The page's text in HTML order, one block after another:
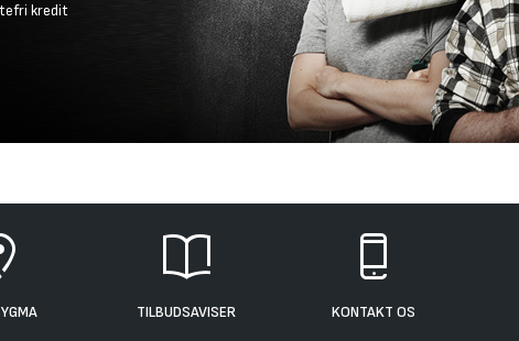
kredit
TILBUDSAVISER KONTAKT OS